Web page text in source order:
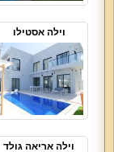
וילה אסטילו
וילה אריאה גולד